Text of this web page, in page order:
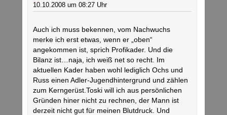
10.10.2008 um 08:27 Uhr
Auch ich muss bekennen, vom Nachwuchs
merke ich erst etwas, wenn er „oben“
angekommen ist, sprich Profikader. Und die
Bilanz ist…naja, ich weiß net so recht. Im
aktuellen Kader haben wohl lediglich Ochs und
Russ einen Adler-Jugendhintergrund und zählen
zum Kerngerüst.Toski will ich aus persönlichen
Gründen hiner nicht zu rechnen, der Mann ist
derzeit nicht gut für meinen Blutdruck. Und